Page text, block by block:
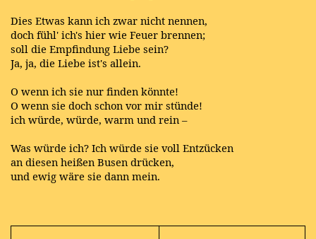
Dies Etwas kann ich zwar nicht nennen,
doch fühl' ich's hier wie Feuer brennen;
soll die Empfindung Liebe sein?
Ja, ja, die Liebe ist's allein.
O wenn ich sie nur finden könnte!
O wenn sie doch schon vor mir stünde!
ich würde, würde, warm und rein –
Was würde ich? Ich würde sie voll Entzücken
an diesen heißen Busen drücken,
und ewig wäre sie dann mein.